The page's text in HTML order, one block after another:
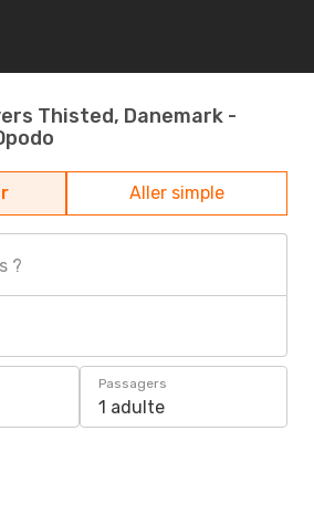
Thisted, Danemark -
Aller simple
?
Passagers
1 adulte